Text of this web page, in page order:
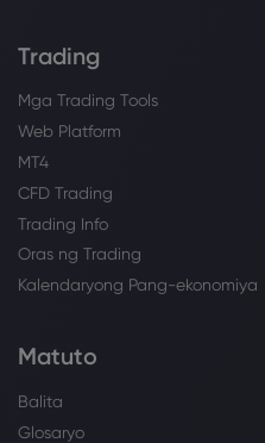
Trading
Mga Trading Tools
Web Platform
MT4
CFD Trading
Trading Info
Oras ng Trading
Kalendaryong Pang-ekonomiya
Matuto
Balita
Glosaryo